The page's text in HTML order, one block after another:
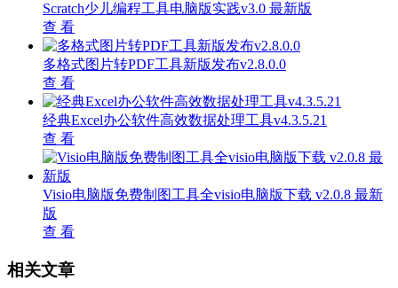
Scratch少儿编程工具电脑版实践v3.0 最新版
查 看
多格式图片转PDF工具新版发布v2.8.0.0
查 看
经典Excel办公软件高效数据处理工具v4.3.5.21
查 看
Visio电脑版免费制图工具全visio电脑版下载 v2.0.8 最新
版
查 看
相关文章